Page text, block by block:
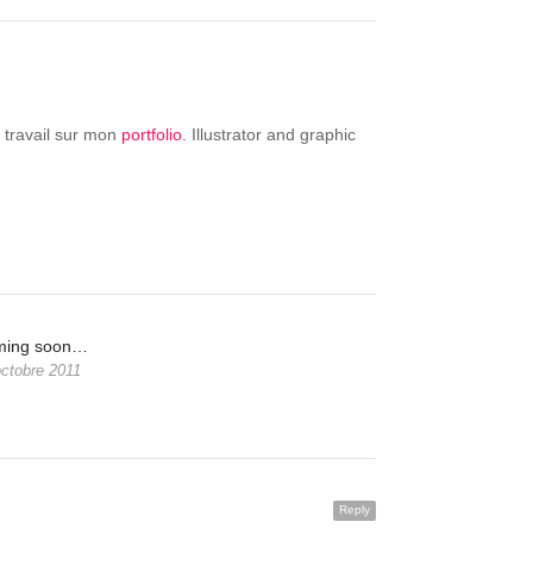
sur mon portfolio. Illustrator and graphic
soon…
2011
Reply